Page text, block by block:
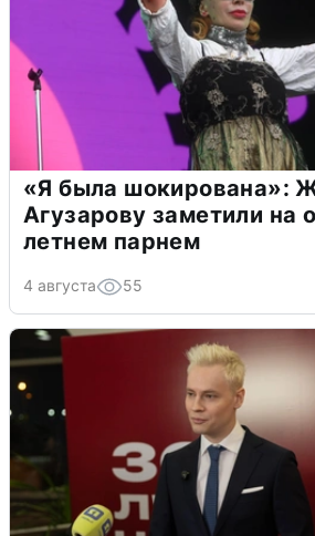
«Я была шокирована»:
Агузарову заметили на
летнем парнем
4 августа 55